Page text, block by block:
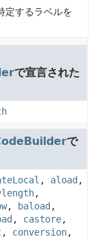
定するラベルを
で宣言された
で
, aload ,
,
, baload ,
, castore,
, conversion,